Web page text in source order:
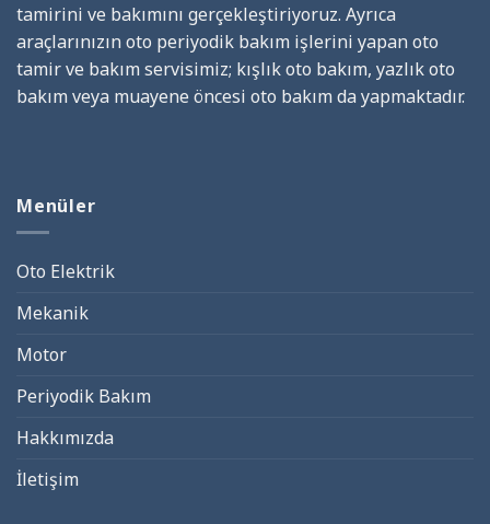
tamirini ve bakımını gerçekleştiriyoruz. Ayrıca
araçlarınızın oto periyodik bakım işlerini yapan oto
tamir ve bakım servisimiz; kışlık oto bakım, yazlık oto
bakım veya muayene öncesi oto bakım da yapmaktadır.
Menüler
Oto Elektrik
Mekanik
Motor
Periyodik Bakım
Hakkımızda
İletişim